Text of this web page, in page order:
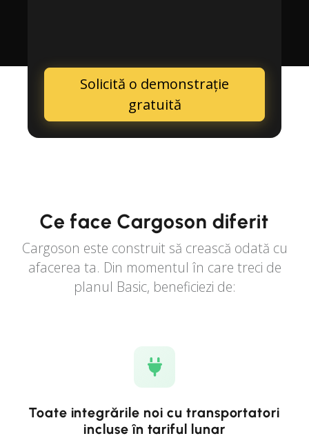
Solicită o demonstrație
gratuită
Ce face Cargoson diferit
Cargoson este construit să crească odată cu
afacerea ta. Din momentul în care treci de
planul Basic, beneficiezi de:
Toate integrările noi cu transportatori
incluse în tariful lunar